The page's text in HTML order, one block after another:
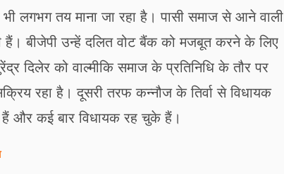
लगभग तय माना जा रहा है। पासी समाज से आने वाली
हैं। बीजेपी उन्हें दलित वोट बैंक को मजबूत करने के लिए
दिलेर को वाल्मीकि समाज के प्रतिनिधि के तौर पर
रहा है। दूसरी तरफ कन्नौज के तिर्वा से विधायक
हैं और कई बार विधायक रह चुके हैं।